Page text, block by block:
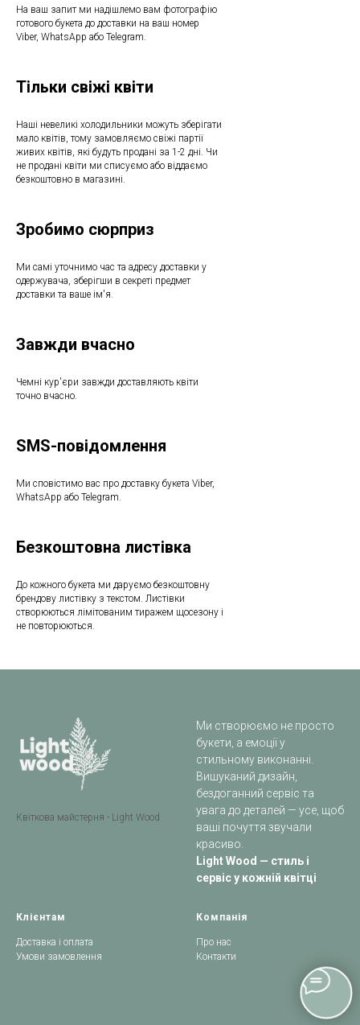
На ваш запит ми надішлемо вам фотографію
готового букета до доставки на ваш номер
Viber, WhatsApp або Telegram.
Тільки свіжі квіти
Наші невеликі холодильники можуть зберігати
мало квітів, тому замовляємо свіжі партії
живих квітів, які будуть продані за 1-2 дні. Чи
не продані квіти ми списуємо або віддаємо
безкоштовно в магазині.
Зробимо сюрприз
Ми самі уточнимо час та адресу доставки у
одержувача, зберігши в секреті предмет
доставки та ваше ім'я.
Завжди вчасно
Чемні кур'єри завжди доставляють квіти
точно вчасно.
SMS-повідомлення
Ми сповістимо вас про доставку букета Viber,
WhatsApp або Telegram.
Безкоштовна листівка
До кожного букета ми даруємо безкоштовну
брендову листівку з текстом. Листівки
створюються лімітованим тиражем щосезону і
не повторюються.
Квіткова майстерня - Light Wood
Ми створюємо не просто
букети, а емоції у
стильному виконанні.
Вишуканий дизайн,
бездоганний сервіс та
увага до деталей — усе, щоб
ваші почуття звучали
красиво.
Light Wood — стиль і
сервіс у кожній квітці
Клієнтам
Доставка і оплата
Умови замовлення
Компанія
Про нас
Контакти